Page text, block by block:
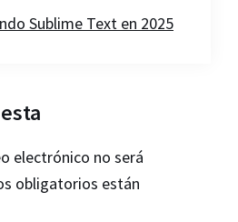
Sublime Text en 2025
electrónico no será
obligatorios están